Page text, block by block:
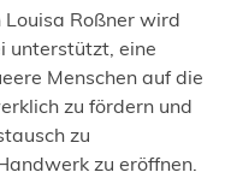
Louisa Roßner wird
unterstützt, eine
Menschen auf die
zu fördern und
zu
zu eröffnen.